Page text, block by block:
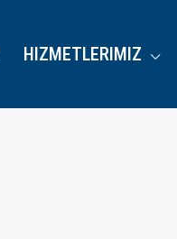
HIZMETLERIMIZ